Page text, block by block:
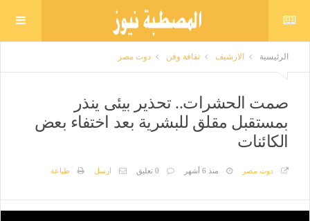
الرئيسية الارشيف ثقافة وفن دوت مصر
صمت الحشرات.. تحذير بيئى ينذر
بمستقبل مقلق للبشرية بعد اختفاء بعض
الكائنات
دوت مصر منذ 6 أشهر 0 تعليق ارسل طباعة